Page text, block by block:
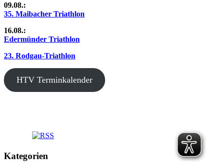
09.08.:
35. Maibacher Triathlon
16.08.:
Edermünder Triathlon
23. Rodgau-Triathlon
HTV Terminkalender
Kategorien